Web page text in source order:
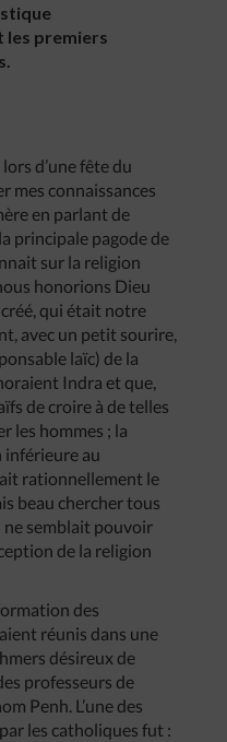
les premiers
d’une fête du
mes connaissances
en parlant de
principale pagode de
sur la religion
honorions Dieu
qui était notre
avec un petit sourire,
laïc) de la
Indra et que,
de croire à de telles
les hommes ; la
au
rationnellement le
beau chercher tous
ne semblait pouvoir
de la religion
des
réunis dans une
désireux de
professeurs de
Penh. L’une des
les catholiques fut :